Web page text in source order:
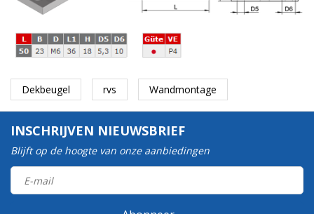
Dekbeugel rvs Wandmontage
INSCHRIJVEN NIEUWSBRIEF
Blijft op de hoogte van onze aanbiedingen